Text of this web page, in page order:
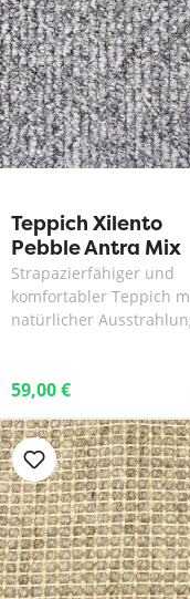
Teppich Xilento
Pebble Antra Mix
Strapazierfähiger und
komfortabler Teppich
natürlicher
59,00 €